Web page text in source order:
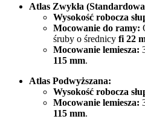
Atlas Zwykła
Wysokość robocza
Mocowanie do ramy:
śruby o średnicy fi 22
Mocowanie lemiesza:
115 mm.
Atlas Podwyższana:
Wysokość robocza
Mocowanie lemiesza:
115 mm.